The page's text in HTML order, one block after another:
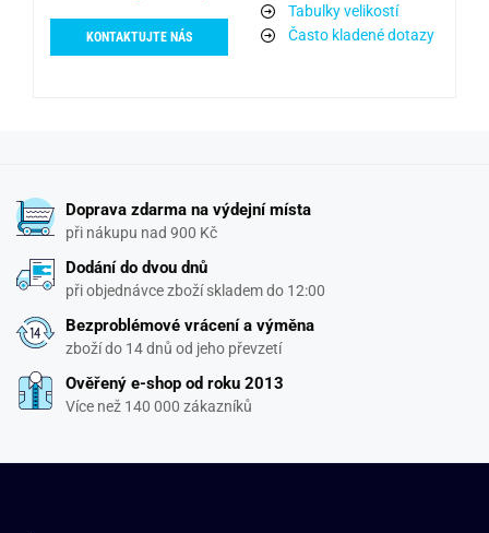
KONTAKTUJTE NÁS
Tabulky velikostí
Často kladené dotazy
Doprava zdarma na výdejní místa
při nákupu nad 900 Kč
Dodání do dvou dnů
při objednávce zboží skladem do 12:00
Bezproblémové vrácení a výměna
zboží do 14 dnů od jeho převzetí
Ověřený e-shop od roku 2013
Více než 140 000 zákazníků